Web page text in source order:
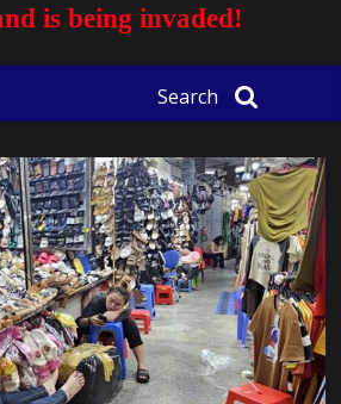
is being invaded!
Search